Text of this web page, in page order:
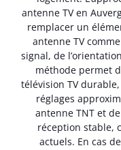
antenne TV en
remplacer un
antenne TV
signal, de
méthode permet
télévision TV
réglages
antenne TNT et
réception stable,
actuels. En cas